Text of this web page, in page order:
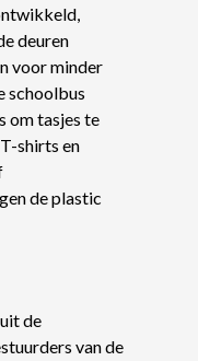
deuren
voor minder
schoolbus
om tasjes te
shirts en
de plastic
de
van de